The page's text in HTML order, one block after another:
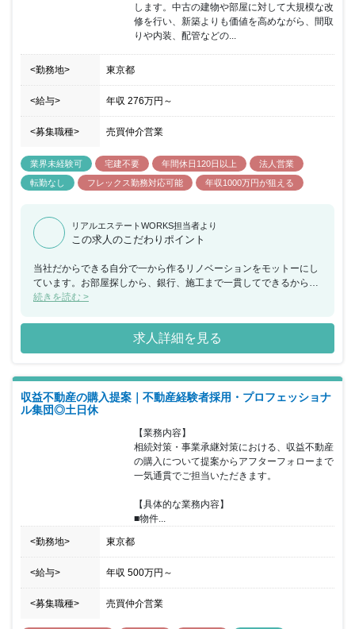
します。中古の建物や部屋に対して大規模な改
修を行い、新築よりも価値を高めながら、間取
りや内装、配管などの...
<勤務地> 東京都
<給与> 年収 276万円 ～
<募集職種> 売買仲介営業
業界未経験可 宅建不要 年間休日120日以上
法人営業
転勤なし
フレックス勤務対応可能 年収1000万円が狙える
リアルエステートWORKS担当者より
この求人のこだわりポイント
当社だからできる自分で一から作るリノベーションをモットーにし
ています。お部屋探しから、銀行、施工まで一貫してできるからこ
その提案リノベーションの魅力は、新築物件に比べて価格が安く、
古い建物を再利用することで、環境にもやさしい取り組みとなりま
す。古民家の再生など既にブームになっており、リノベーション業
界の規模は今後も拡大し、需要が高まっていくと予想されます。他
してください！困った時は先輩にすぐに相談できる上に、オンライ
ン研修コンテンツが充実しているので、自分次第でどんどん実力を
つけられる環境です。 試用期間6カ月になり、試用期間中は契約社
員となります。その他待遇・給与に変更はございません。
続きを読む >
求人詳細を見る
収益不動産の購入提案｜不動産経験者採用・プロフェッショナ
ル集団◎土日休
【業務内容】
相続対策・事業承継対策における、収益不動産
の購入について提案からアフターフォローまで
一気通貫でご担当いただきます。
【具体的な業務内容】
■物件...
<勤務地> 東京都
<給与> 年収 500万円 ～
<募集職種> 売買仲介営業